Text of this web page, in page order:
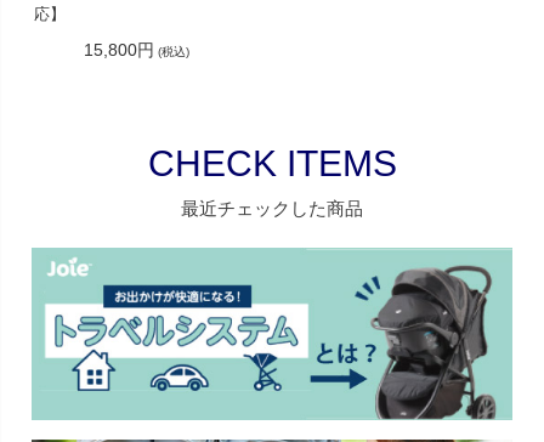
応】
15,800円 (税込)
CHECK ITEMS
最近チェックした商品